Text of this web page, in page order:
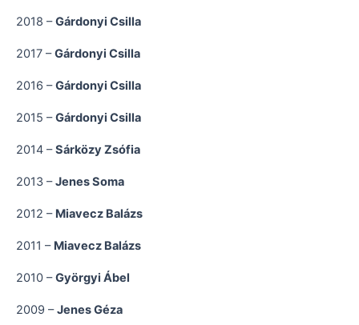
2018 –Gárdonyi Csilla
2017 –Gárdonyi Csilla
2016 –Gárdonyi Csilla
2015 –Gárdonyi Csilla
2014 –Sárközy Zsófia
2013 –Jenes Soma
2012 – Miavecz Balázs
2011 – Miavecz Balázs
2010 –Györgyi Ábel
2009 –Jenes Géza